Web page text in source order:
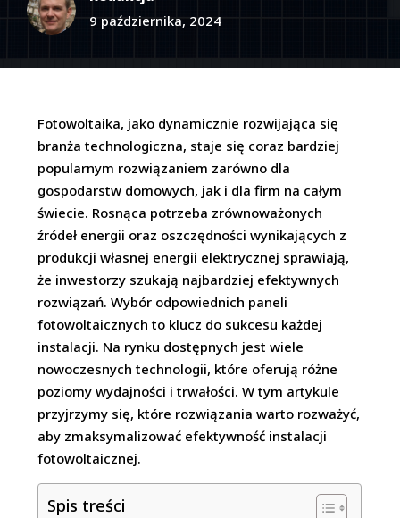
9 października, 2024
Fotowoltaika, jako dynamicznie rozwijająca się
branża technologiczna, staje się coraz bardziej
popularnym rozwiązaniem zarówno dla
gospodarstw domowych, jak i dla firm na całym
świecie. Rosnąca potrzeba zrównoważonych
źródeł energii oraz oszczędności wynikających z
produkcji własnej energii elektrycznej sprawiają,
że inwestorzy szukają najbardziej efektywnych
rozwiązań. Wybór odpowiednich paneli
fotowoltaicznych to klucz do sukcesu każdej
instalacji. Na rynku dostępnych jest wiele
nowoczesnych technologii, które oferują różne
poziomy wydajności i trwałości. W tym artykule
przyjrzymy się, które rozwiązania warto rozważyć,
aby zmaksymalizować efektywność instalacji
fotowoltaicznej.
Spis treści